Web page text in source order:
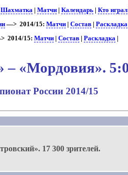
|Шахматка |Матчи |Календарь |Кто играл
—> 2014/15:Матчи |Состав |Раскладка
2014/15:Матчи |Состав |Раскладка |
– «Мордовия».
России 2014/15
17 300 зрителей.